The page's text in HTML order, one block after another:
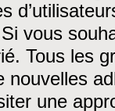
Si vous
Tous les
nouvelles
une